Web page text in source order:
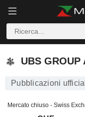
UBS GROUP AG
UBS GROUP
Pubblicazioni
Mercato chiuso - Swiss